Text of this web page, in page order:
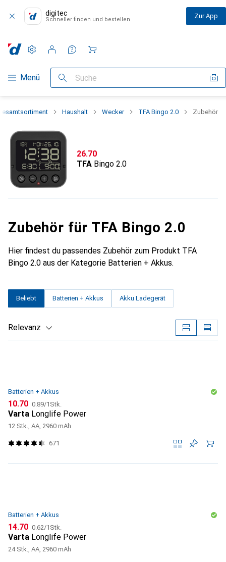
digitec
Schneller finden und bestellen Zur App
Navigation nach Kategorien
Menü Suche
Einstellungen
Kundenkonto
Vergleichslisten
Merklisten
Warenkorb
Haushalt Wecker TFA Bingo 2.0 Zubehör
CHF
26.70
TFA Bingo 2.0
Zubehör für TFA Bingo 2.0
Hier findest du passendes Zubehör zum Produkt TFA
Bingo 2.0 aus der Kategorie Batterien + Akkus.
Beliebt Batterien + Akkus Akku Ladegerät
Relevanz
Batterien + Akkus
CHF
10.70 CHF
0.89/1Stk.
Varta Longlife Power
12 Stk., AA, 2960 mAh
671
Batterien + Akkus
CHF
14.70 CHF
0.62/1Stk.
Varta Longlife Power
24 Stk., AA, 2960 mAh